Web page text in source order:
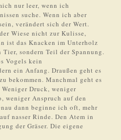
nur leer, wenn ich
suche. Wenn ich aber
verändert sich der Wert.
Wiese nicht zur Kulisse,
ist das Knacken im Unterholz
sondern Teil der Spannung.
Vogels kein
ein Anfang. Draußen geht es
bekommen. Manchmal geht es
Druck, weniger
weniger Anspruch auf den
dann beginne ich oft, mehr
nasser Rinde. Den Atem in
der Gräser. Die eigene